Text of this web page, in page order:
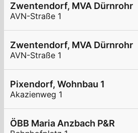
Zwentendorf, MVA Dürnrohr
AVN-Straße 1
Zwentendorf, MVA Dürnrohr
AVN-Straße 1
Pixendorf, Wohnbau 1
Akazienweg 1
ÖBB Maria Anzbach P&R